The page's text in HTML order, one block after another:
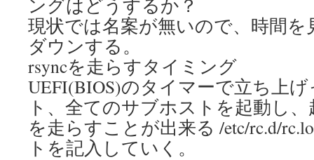
ングはどうするか？
現状では名案が無いので、時間
ダウンする。
rsyncを走らすタイミング
UEFI(BIOS)のタイマーで立ち上
ト、全てのサブホストを起動し
を走らすことが出来る /etc/rc.d/
トを記入していく。